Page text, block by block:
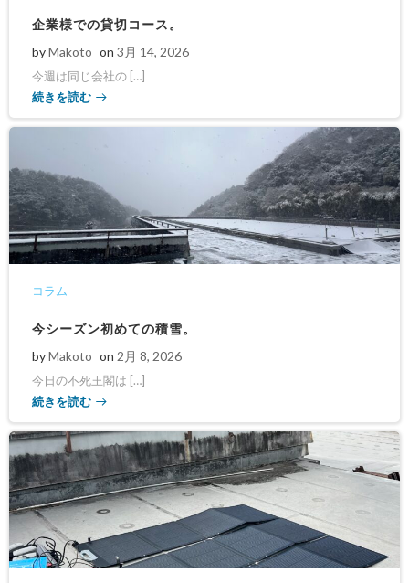
企業様での貸切コース。
byMakoto on 3月 14, 2026
今週は同じ会社の […]
続きを読む
コラム
今シーズン初めての積雪。
byMakoto on 2月 8, 2026
今日の不死王閣は […]
続きを読む